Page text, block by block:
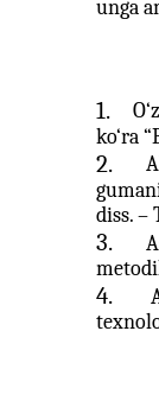
unga
1.
ko‘ra
2.
diss. –
3.
4.